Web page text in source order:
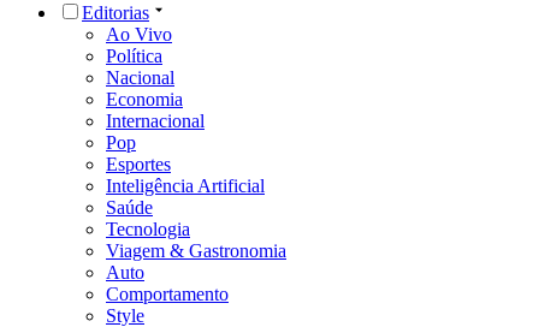
Editorias
Ao Vivo
Política
Nacional
Economia
Internacional
Pop
Esportes
Inteligência Artificial
Saúde
Tecnologia
Viagem & Gastronomia
Auto
Comportamento
Style